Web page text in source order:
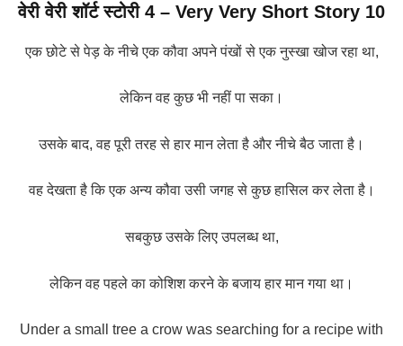
वेरी वेरी शॉर्ट स्टोरी 4 – Very Very Short Story 10
एक छोटे से पेड़ के नीचे एक कौवा अपने पंखों से एक नुस्खा खोज रहा था,
लेकिन वह कुछ भी नहीं पा सका।
उसके बाद, वह पूरी तरह से हार मान लेता है और नीचे बैठ जाता है।
वह देखता है कि एक अन्य कौवा उसी जगह से कुछ हासिल कर लेता है।
सबकुछ उसके लिए उपलब्ध था,
लेकिन वह पहले का कोशिश करने के बजाय हार मान गया था।
Under a small tree a crow was searching for a recipe with